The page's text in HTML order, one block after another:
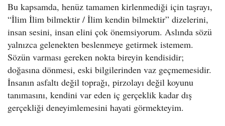
Bu kapsamda, henüz tamamen kirlenmediği için taşrayı,
“İlim İlim bilmektir / İlim kendin bilmektir” dizelerini,
insan sesini, insan elini çok önemsiyorum. Aslında sözü
yalnızca gelenekten beslenmeye getirmek istemem.
Sözün varması gereken nokta bireyin kendisidir;
doğasına dönmesi, eski bilgilerinden vaz geçmemesidir.
İnsanın asfaltı değil toprağı, pirzolayı değil koyunu
tanımasını, kendini var eden iç gerçeklik kadar dış
gerçekliği deneyimlemesini hayati görmekteyim.